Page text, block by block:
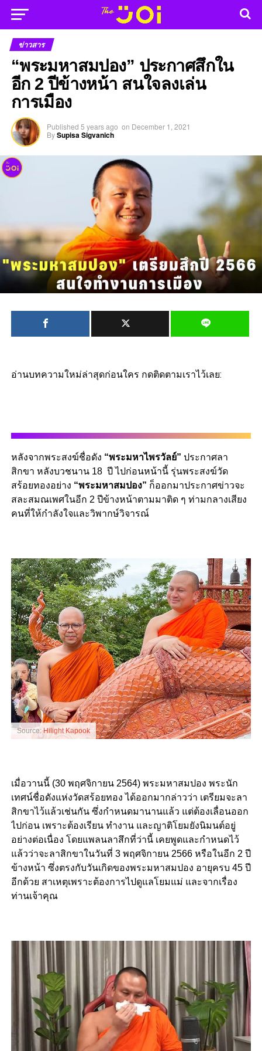
ข่าวสาร
“พระมหาสมปอง” ประกาศสึกใน
อีก 2 ปีข้างหน้า สนใจลงเล่น
การเมือง
Published 5 years ago on December 1, 2021
BySupisa Sigvanich
อ่านบทความใหม่ล่าสุดก่อนใคร กดติดตามเราไว้เลย:
หลังจากพระสงฆ์ชื่อดัง “พระมหาไพรวัลย์” ประกาศลา
สิกขา หลังบวชนาน 18 ปี ไปก่อนหน้านี้ รุ่นพระสงฆ์วัด
สร้อยทองอย่าง “พระมหาสมปอง” ก็ออกมาประกาศข่าวจะ
สละสมณเพศในอีก 2 ปีข้างหน้าตามมาติด ๆ ท่ามกลางเสียง
คนที่ให้กำลังใจและวิพากษ์วิจารณ์
Source:Hilight Kapook
เมื่อวานนี้ (30 พฤศจิกายน 2564) พระมหาสมปอง พระนัก
เทศน์ชื่อดังแห่งวัดสร้อยทอง ได้ออกมากล่าวว่า เตรียมจะลา
สิกขาไว้แล้วเช่นกัน ซึ่งกำหนดมานานแล้ว แต่ต้องเลื่อนออก
ไปก่อน เพราะต้องเรียน ทำงาน และญาติโยมยังนิมนต์อยู่
อย่างต่อเนื่อง โดยแพลนลาสึกที่ว่านี้ เคยพูดและกำหนดไว้
แล้วว่าจะลาสิกขาในวันที่ 3 พฤศจิกายน 2566 หรือในอีก 2 ปี
ข้างหน้า ซึ่งตรงกับวันเกิดของพระมหาสมปอง อายุครบ 45 ปี
อีกด้วย สาเหตุเพราะต้องการไปดูแลโยมแม่ และจากเรื่อง
ท่านเจ้าคุณ